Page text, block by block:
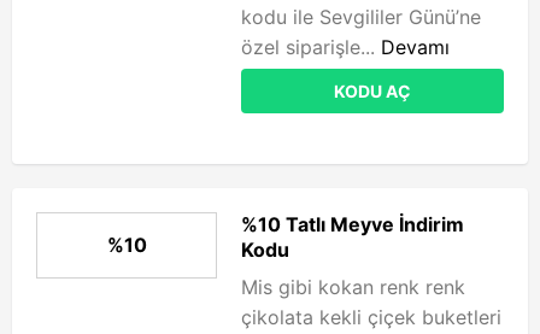
kodu ile Sevgililer Günü’ne
özel siparişle... Devamı
KODU AÇ
%10
%10 Tatlı Meyve İndirim
Kodu
Mis gibi kokan renk renk
çikolata kekli çiçek buketleri